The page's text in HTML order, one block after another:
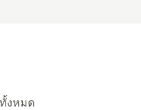
งหมด